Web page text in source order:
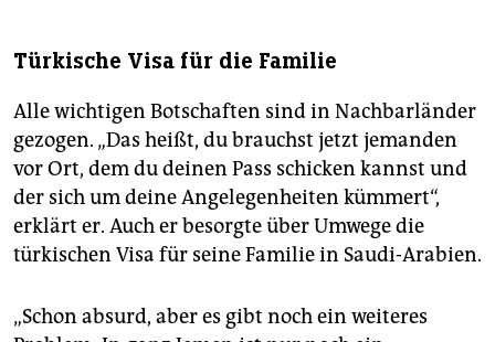
Türkische Visa für die Familie
Alle wichtigen Botschaften sind in Nachbarländer
gezogen. „Das heißt, du brauchst jetzt jemanden
vor Ort, dem du deinen Pass schicken kannst und
der sich um deine Angelegenheiten kümmert“,
erklärt er. Auch er besorgte über Umwege die
türkischen Visa für seine Familie in Saudi-Arabien.
„Schon absurd, aber es gibt noch ein weiteres